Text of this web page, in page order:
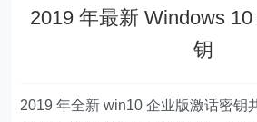
2019 年最新 Windows
钥
2019 年全新 win10 企业版激话密钥